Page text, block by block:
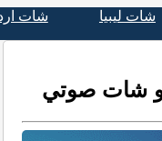
شات ليبيا شات
شات صوتي